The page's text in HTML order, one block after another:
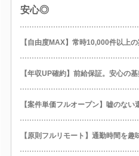
安心◎
【自由度MAX】常時10,000件以上の
【年収UP確約】前給保証。安心の
【案件単価フルオープン】嘘のない
【原則フルリモート】通勤時間を趣